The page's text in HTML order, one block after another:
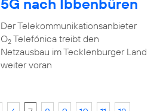
5G nach Ibbenbüren
Der Telekommunikationsanbieter
O2Telefónica treibt den
Netzausbau im Tecklenburger Land
weiter voran